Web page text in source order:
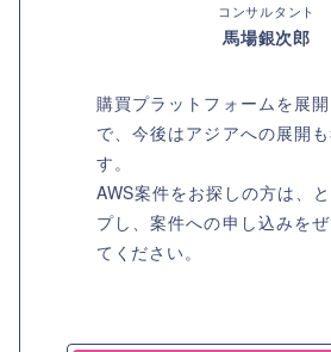
コンサルタント
馬場銀次郎
購買プラットフォームを展
で、今後はアジアへの展開
す。
AWS案件をお探しの方は、
プし、案件への申し込みを
てください。